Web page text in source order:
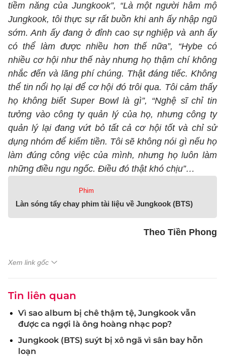
tiềm năng của Jungkook”, “Là một người hâm mộ
Jungkook, tôi thực sự rất buồn khi anh ấy nhập ngũ
sớm. Anh ấy đang ở đỉnh cao sự nghiệp và anh ấy
có thể làm được nhiều hơn thế nữa”, “Hybe có
nhiều cơ hội như thế này nhưng họ thậm chí không
nhắc đến và lãng phí chúng. Thật đáng tiếc. Không
thể tin nổi họ lại để cơ hội đó trôi qua. Tôi cảm thấy
họ không biết Super Bowl là gì”, “Nghệ sĩ chỉ tin
tưởng vào công ty quản lý của họ, nhưng công ty
quản lý lại đang vứt bỏ tất cả cơ hội tốt và chỉ sử
dụng nhóm để kiếm tiền. Tôi sẽ không nói gì nếu họ
làm đúng công việc của mình, nhưng họ luôn làm
những điều ngu ngốc. Điều đó thật khó chịu”…
Phim
Làn sóng tẩy chay phim tài liệu về Jungkook (BTS)
Theo Tiền Phong
Xem link gốc
Tin liên quan
Vì sao album bị chê thậm tệ, Jungkook vẫn
được ca ngợi là ông hoàng nhạc pop?
Jungkook (BTS) suýt bị xô ngã vì sân bay hỗn
loạn